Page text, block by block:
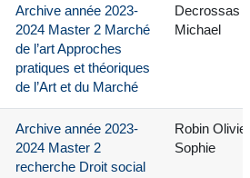
Archive année 2023-
2024 Master 2 Marché
de l’art Approches
pratiques et théoriques
de l’Art et du Marché
Decrossas
Michael
Archive année 2023-
2024 Master 2
recherche Droit social
Robin Olivier
Sophie